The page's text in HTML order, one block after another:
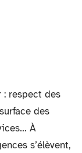
: respect des
des
À
s’élèvent,